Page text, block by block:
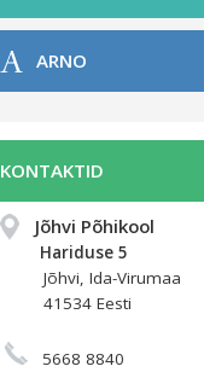
ARNO
KONTAKTID
Jõhvi Põhikool
Hariduse 5
Jõhvi, Ida-Virumaa
41534 Eesti
5668 8840